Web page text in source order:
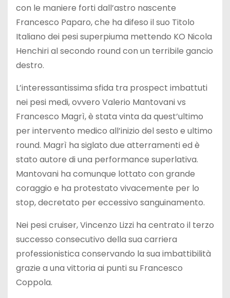
con le maniere forti dall’astro nascente
Francesco Paparo, che ha difeso il suo Titolo
Italiano dei pesi superpiuma mettendo KO Nicola
Henchiri al secondo round con un terribile gancio
destro.
L’interessantissima sfida tra prospect imbattuti
nei pesi medi, ovvero Valerio Mantovani vs
Francesco Magrì, è stata vinta da quest’ultimo
per intervento medico all’inizio del sesto e ultimo
round. Magrì ha siglato due atterramenti ed è
stato autore di una performance superlativa.
Mantovani ha comunque lottato con grande
coraggio e ha protestato vivacemente per lo
stop, decretato per eccessivo sanguinamento.
Nei pesi cruiser, Vincenzo Lizzi ha centrato il terzo
successo consecutivo della sua carriera
professionistica conservando la sua imbattibilità
grazie a una vittoria ai punti su Francesco
Coppola.